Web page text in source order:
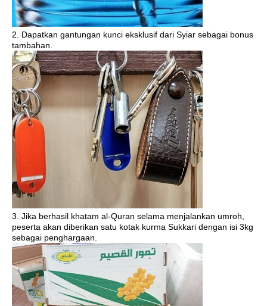
2. Dapatkan gantungan kunci eksklusif dari Syiar sebagai bonus
tambahan.
3. Jika berhasil khatam al-Quran selama menjalankan umroh,
peserta akan diberikan satu kotak kurma Sukkari dengan isi 3kg
sebagai penghargaan.